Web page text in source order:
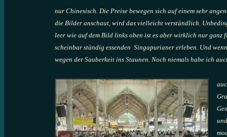
nur Chinesisch. Die Preise bewegen sich auf einem sehr
die Bilder anschaut, wird das vielleicht verständlich.
leer wie auf dem Bild links oben ist es aber wirklich nur ganz
scheinbar ständig essenden Singapurianer erleben. Und
wegen der Sauberkeit ins Staunen. Noch niemals habe ich